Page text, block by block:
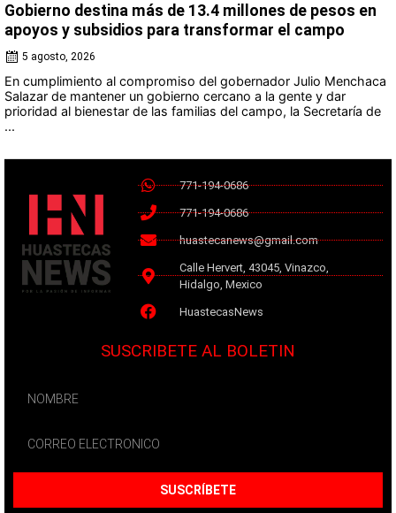
Gobierno destina más de 13.4 millones de pesos en
apoyos y subsidios para transformar el campo
5 agosto, 2026
En cumplimiento al compromiso del gobernador Julio Menchaca
Salazar de mantener un gobierno cercano a la gente y dar
prioridad al bienestar de las familias del campo, la Secretaría de
...
771-194-0686
771-194-0686
huastecanews@gmail.com
Calle Hervert, 43045, Vinazco,
Hidalgo, Mexico
HuastecasNews
SUSCRIBETE AL BOLETIN
SUSCRÍBETE